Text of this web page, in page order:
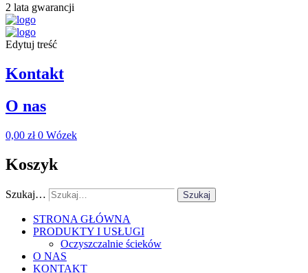
2 lata gwarancji
Edytuj treść
Kontakt
O nas
0,00 zł 0 Wózek
Koszyk
Szukaj… Szukaj
STRONA GŁÓWNA
PRODUKTY I USŁUGI
Oczyszczalnie ścieków
O NAS
KONTAKT